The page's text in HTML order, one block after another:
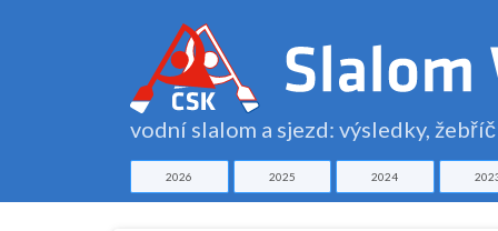
vodní slalom a sjezd: výsledky,
2026 2025 2024